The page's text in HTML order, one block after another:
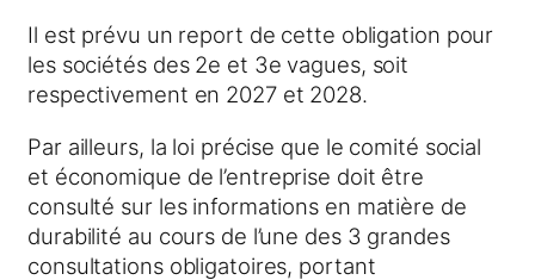
Il est prévu un report de cette obligation pour
les sociétés des 2e et 3e vagues, soit
respectivement en 2027 et 2028.
Par ailleurs, la loi précise que le comité social
et économique de l’entreprise doit être
consulté sur les informations en matière de
durabilité au cours de l’une des 3 grandes
consultations obligatoires, portant